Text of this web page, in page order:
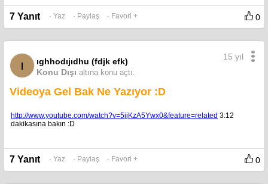
7 Yanıt · Yaz · Paylaş · Favori + 0
ı
ıghhodıjıdhu (fdjk efk)
Konu Dışı altına konu açtı.
15 yıl
Videoya Gel Bak Ne Yazıyor :D
http://www.youtube.com/watch?v=5jjKzA5Ywx0&feature=related 3:12
dakikasına bakın :D
7 Yanıt · Yaz · Paylaş · Favori + 0